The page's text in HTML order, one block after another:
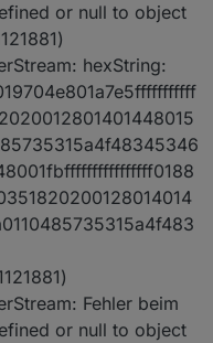
or null to object
hexString:
Fehler beim
or null to object